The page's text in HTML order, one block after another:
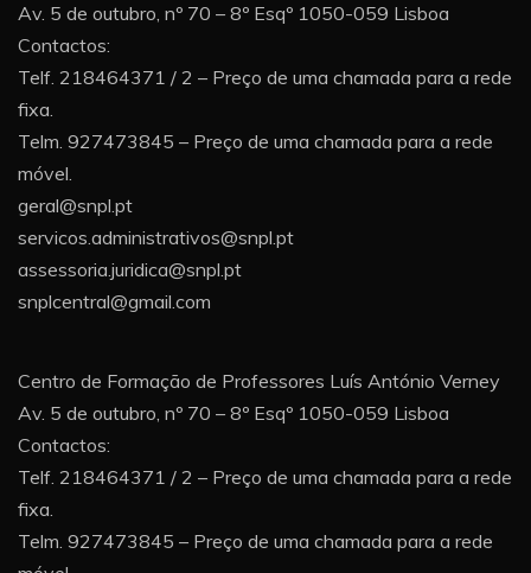
Av. 5 de outubro, nº 70 – 8º Esqº 1050-059 Lisboa
Contactos:
Telf. 218464371 / 2 – Preço de uma chamada para a rede
fixa.
Telm. 927473845 – Preço de uma chamada para a rede
móvel.
geral@snpl.pt
servicos.administrativos@snpl.pt
assessoria.juridica@snpl.pt
snplcentral@gmail.com
Centro de Formação de Professores Luís António Verney
Av. 5 de outubro, nº 70 – 8º Esqº 1050-059 Lisboa
Contactos:
Telf. 218464371 / 2 – Preço de uma chamada para a rede
fixa.
Telm. 927473845 – Preço de uma chamada para a rede